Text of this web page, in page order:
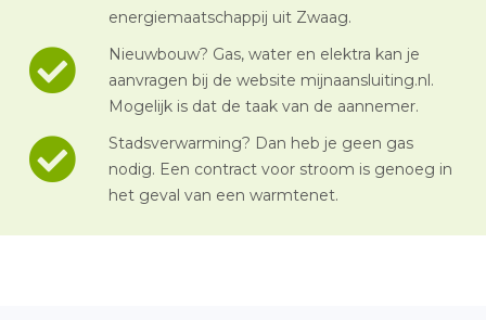
energiemaatschappij uit Zwaag.
Nieuwbouw? Gas, water en elektra kan je
aanvragen bij de website mijnaansluiting.nl.
Mogelijk is dat de taak van de aannemer.
Stadsverwarming? Dan heb je geen gas
nodig. Een contract voor stroom is genoeg in
het geval van een warmtenet.